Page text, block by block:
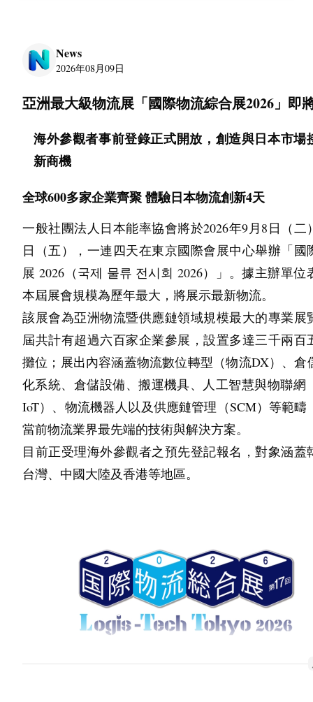
News
2026年08月09日
亞洲最大級物流展「國際物流綜合展2026」即
海外參觀者事前登錄正式開放，創造與日本市場
新商機
全球600多家企業齊聚 體驗日本物流創新4天
一般社團法人日本能率協會將於2026年9月8日（二
日（五），一連四天在東京國際會展中心舉辦「國
展 2026（국제 물류 전시회 2026）」。據主辦單位
本屆展會規模為歷年最大，將展示最新物流。
該展會為亞洲物流暨供應鏈領域規模最大的專業展
屆共計有超過六百家企業參展，設置多達三千兩百
攤位；展出內容涵蓋物流數位轉型（物流DX）、倉
化系統、倉儲設備、搬運機具、人工智慧與物聯網
IoT）、物流機器人以及供應鏈管理（SCM）等範疇
當前物流業界最先端的技術與解決方案。
目前正受理海外參觀者之預先登記報名，對象涵蓋
台灣、中國大陸及香港等地區。